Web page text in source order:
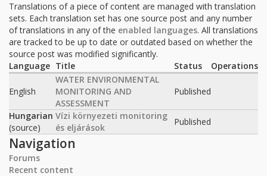
Translations of a piece of content are managed with translation
sets. Each translation set has one source post and any number
of translations in any of the enabled languages. All translations
are tracked to be up to date or outdated based on whether the
source post was modified significantly.
Language Title Status Operations
English
WATER ENVIRONMENTAL
MONITORING AND
ASSESSMENT
Published
Hungarian
(source)
Vízi környezeti monitoring
és eljárások
Published
Navigation
Forums
Recent content